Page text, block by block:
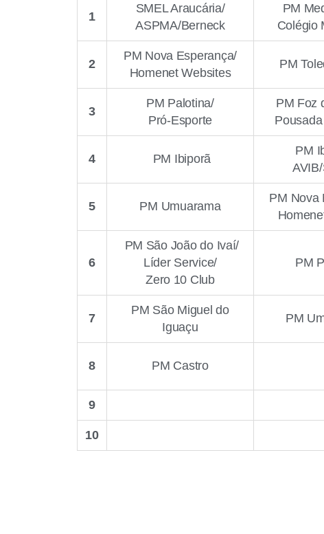
1
SMEL Araucária/
ASPMA/Berneck
PM
Colégio
2
PM Nova Esperança/
Homenet Websites
PM
3
PM Palotina/
Pró-Esporte
PM Foz
4 PM Ibiporã
PM
5 PM Umuarama
PM Nova
6
PM São João do Ivaí/
Líder Service/
Zero 10 Club
PM
7
PM São Miguel do
Iguaçu
PM
8 PM Castro
9
10